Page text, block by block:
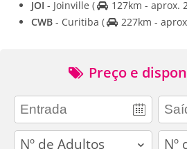
JOI - Joinville (
127km - aprox.
CWB - Curitiba ( 227km -
Preço e
adults